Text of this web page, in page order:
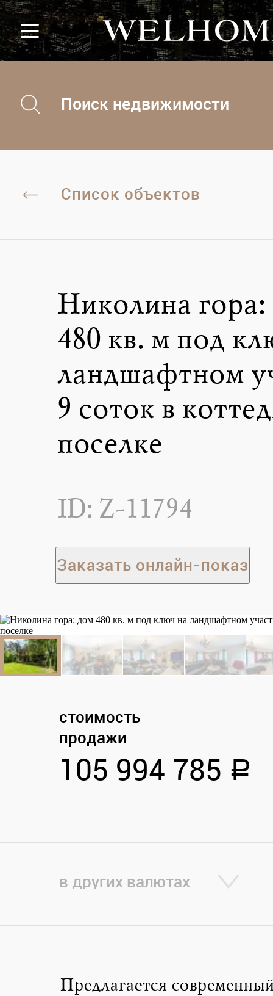
Поиск недвижимости
Список объектов
Николина гора:
480 кв. м под
ландшафтном
9 соток в
поселке
ID: Z-11794
Заказать онлайн-показ
стоимость
продажи
105 994 785 a
в других валютах
Предлагается